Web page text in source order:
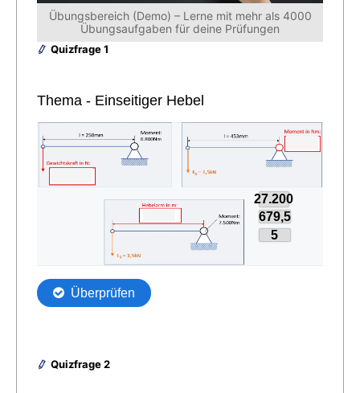
Übungsbereich (Demo) – Lerne mit mehr als 4000
Übungsaufgaben für deine Prüfungen
Quizfrage 1
Quizfrage 2